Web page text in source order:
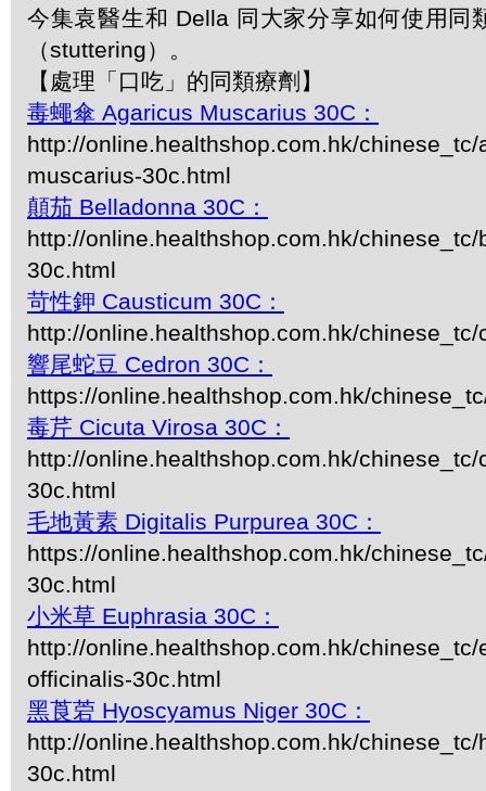
今集袁醫生和 Della 同大家分享如何使用同
（stuttering）。
【處理「口吃」的同類療劑】
毒蠅傘 Agaricus Muscarius 30C：
http://online.healthshop.com.hk/chinese_tc/
muscarius-30c.html
顛茄 Belladonna 30C：
http://online.healthshop.com.hk/chinese_tc/
30c.html
苛性鉀 Causticum 30C：
http://online.healthshop.com.hk/
響尾蛇豆 Cedron 30C：
https://online.healthshop.com.hk/
毒芹 Cicuta Virosa 30C：
http://online.healthshop.com.hk/
30c.html
毛地黃素 Digitalis Purpurea 30C：
https://online.healthshop.com.hk/
30c.html
小米草 Euphrasia 30C：
http://online.healthshop.com.hk/chinese_tc/
officinalis-30c.html
黑莨菪 Hyoscyamus Niger 30C：
http://online.healthshop.com.hk/
30c.html